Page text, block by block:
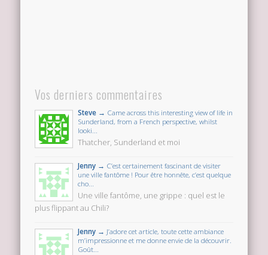
Vos derniers commentaires
Steve → Came across this interesting view of life in
Sunderland, from a French perspective, whilst
looki...
Thatcher, Sunderland et moi
Jenny → C’est certainement fascinant de visiter
une ville fantôme ! Pour être honnête, c’est quelque
cho...
Une ville fantôme, une grippe : quel est le
plus flippant au Chili?
Jenny → J’adore cet article, toute cette ambiance
m’impressionne et me donne envie de la découvrir.
Goût...